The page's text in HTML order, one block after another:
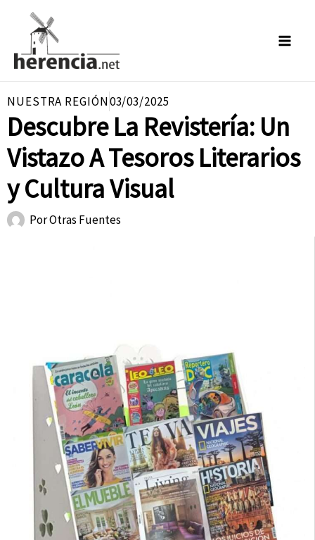
contenido
NUESTRA REGIÓN03/03/2025
Descubre La Revistería: Un
Vistazo A Tesoros Literarios
y Cultura Visual
PorOtras Fuentes